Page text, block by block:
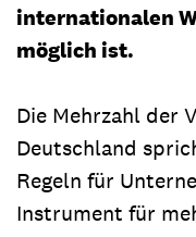
internationalen
möglich ist.
Die Mehrzahl der
Deutschland
Regeln für
Instrument für